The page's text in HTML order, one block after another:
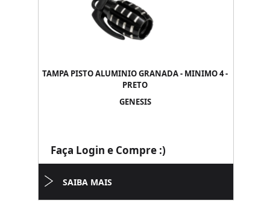
TAMPA PISTO ALUMINIO GRANADA - MINIMO 4 -
PRETO
GENESIS
Faça Login e Compre :)
SAIBA MAIS